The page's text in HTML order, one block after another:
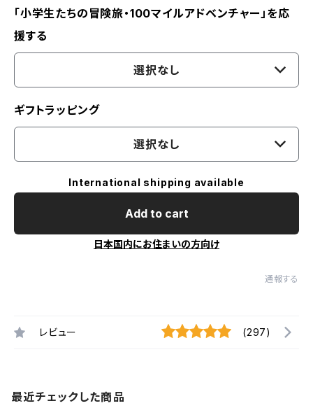
「小学生たちの冒険旅・100マイルアドベンチャー」を応
援する
選択なし
ギフトラッピング
選択なし
International shipping available
Add to cart
日本国内にお住まいの方向け
通報する
レビュー (297)
最近チェックした商品